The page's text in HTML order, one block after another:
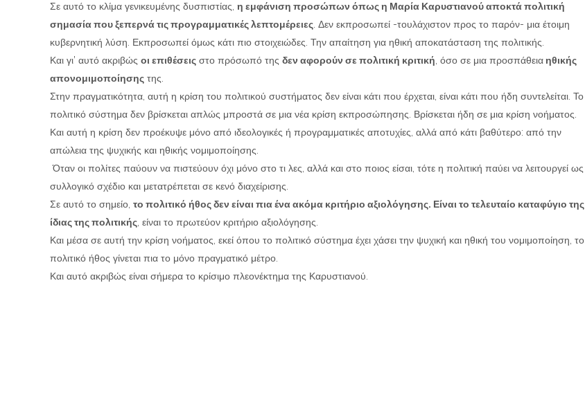
Σε αυτό το κλίμα γενικευμένης δυσπιστίας, η εμφάνιση προσώπων όπως η Μαρία Καρυστιανού αποκτά πολιτική
σημασία που ξεπερνά τις προγραμματικές λεπτομέρειες . Δεν εκπροσωπεί -τουλάχιστον προς το παρόν- μια έτοιμη
κυβερνητική λύση. Εκπροσωπεί όμως κάτι πιο στοιχειώδες. Την απαίτηση για ηθική αποκατάσταση της πολιτικής.
Και γι’ αυτό ακριβώς οι επιθέσεις στο πρόσωπό της δεν αφορούν σε πολιτική κριτική , όσο σε μια προσπάθειαηθικής
απονομιμοποίησης της.
Στην πραγματικότητα, αυτή η κρίση του πολιτικού συστήματος δεν είναι κάτι που έρχεται, είναι κάτι που ήδη συντελείται. Το
πολιτικό σύστημα δεν βρίσκεται απλώς μπροστά σε μια νέα κρίση εκπροσώπησης. Βρίσκεται ήδη σε μια κρίση νοήματος.
Και αυτή η κρίση δεν προέκυψε μόνο από ιδεολογικές ή προγραμματικές αποτυχίες, αλλά από κάτι βαθύτερο: από την
απώλεια της ψυχικής και ηθικής νομιμοποίησης.
Όταν οι πολίτες παύουν να πιστεύουν όχι μόνο στο τι λες, αλλά και στο ποιος είσαι, τότε η πολιτική παύει να λειτουργεί ως
συλλογικό σχέδιο και μετατρέπεται σε κενό διαχείρισης.
Σε αυτό το σημείο, το πολιτικό ήθος δεν είναι πια ένα ακόμα κριτήριο αξιολόγησης. Είναι το τελευταίο καταφύγιο της
ίδιας της πολιτικής , είναι το πρωτεύον κριτήριο αξιολόγησης.
Και μέσα σε αυτή την κρίση νοήματος, εκεί όπου το πολιτικό σύστημα έχει χάσει την ψυχική και ηθική του νομιμοποίηση, το
πολιτικό ήθος γίνεται πια το μόνο πραγματικό μέτρο.
Και αυτό ακριβώς είναι σήμερα το κρίσιμο πλεονέκτημα της Καρυστιανού.